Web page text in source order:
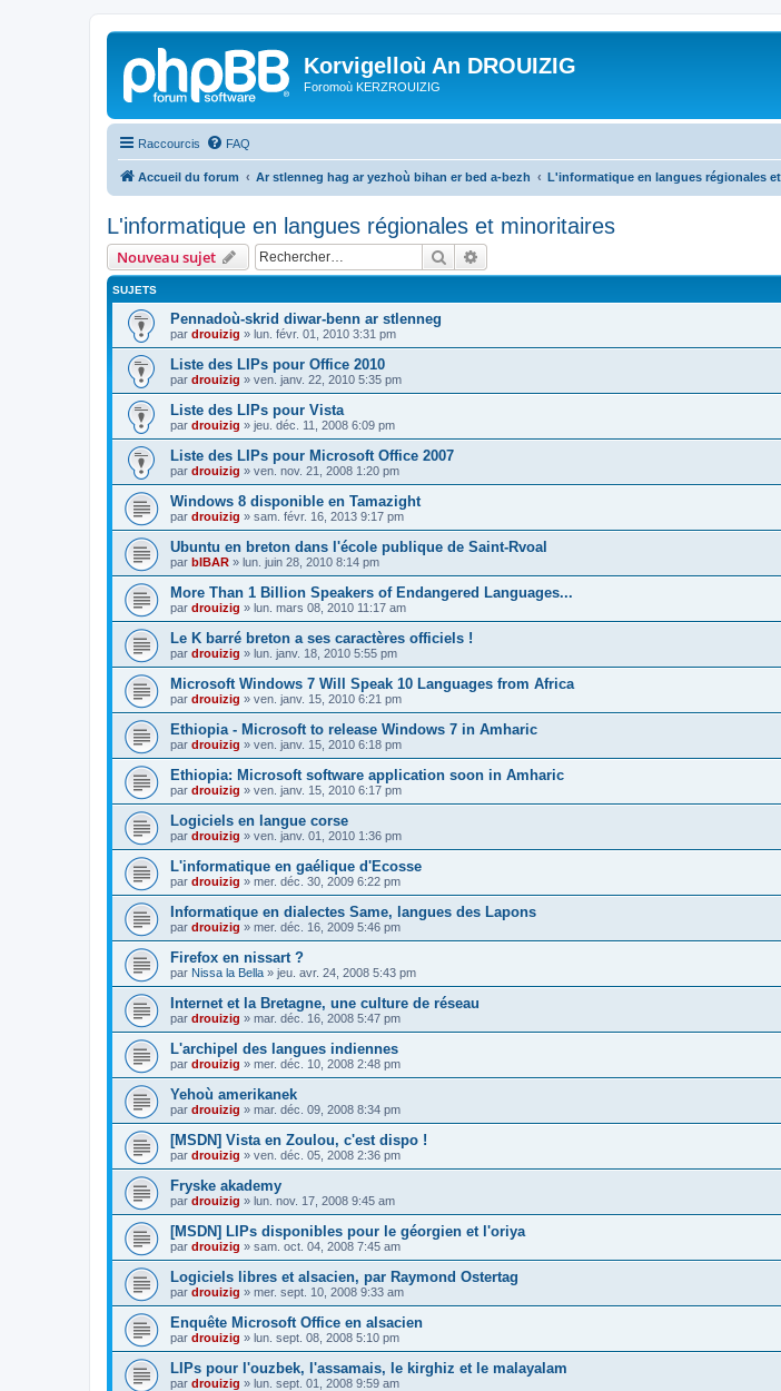
Korvigelloù An DROUIZIG
Foromoù KERZROUIZIG
Raccourcis FAQ
Accueil du forum Ar stlenneg hag ar yezhoù bihan er bed a-bezh L'informatique en langues régionales
L'informatique en langues régionales et minoritaires
Nouveau sujet Rechercher
SUJETS
Pennadoù-skrid diwar-benn ar stlenneg
par drouizig » lun. févr. 01, 2010 3:31 pm
Liste des LIPs pour Office 2010
par drouizig » ven. janv. 22, 2010 5:35 pm
Liste des LIPs pour Vista
par drouizig » jeu. déc. 11, 2008 6:09 pm
Liste des LIPs pour Microsoft Office 2007
par drouizig » ven. nov. 21, 2008 1:20 pm
Windows 8 disponible en Tamazight
par drouizig » sam. févr. 16, 2013 9:17 pm
Ubuntu en breton dans l'école publique de Saint-Rvoal
par bIBAR » lun. juin 28, 2010 8:14 pm
More Than 1 Billion Speakers of Endangered Languages...
par drouizig » lun. mars 08, 2010 11:17 am
Le K barré breton a ses caractères officiels !
par drouizig » lun. janv. 18, 2010 5:55 pm
Microsoft Windows 7 Will Speak 10 Languages from Africa
par drouizig » ven. janv. 15, 2010 6:21 pm
Ethiopia - Microsoft to release Windows 7 in Amharic
par drouizig » ven. janv. 15, 2010 6:18 pm
Ethiopia: Microsoft software application soon in Amharic
par drouizig » ven. janv. 15, 2010 6:17 pm
Logiciels en langue corse
par drouizig » ven. janv. 01, 2010 1:36 pm
L'informatique en gaélique d'Ecosse
par drouizig » mer. déc. 30, 2009 6:22 pm
Informatique en dialectes Same, langues des Lapons
par drouizig » mer. déc. 16, 2009 5:46 pm
Firefox en nissart ?
par Nissa la Bella » jeu. avr. 24, 2008 5:43 pm
Internet et la Bretagne, une culture de réseau
par drouizig » mar. déc. 16, 2008 5:47 pm
L'archipel des langues indiennes
par drouizig » mer. déc. 10, 2008 2:48 pm
Yehoù amerikanek
par drouizig » mar. déc. 09, 2008 8:34 pm
[MSDN] Vista en Zoulou, c'est dispo !
par drouizig » ven. déc. 05, 2008 2:36 pm
Fryske akademy
par drouizig » lun. nov. 17, 2008 9:45 am
[MSDN] LIPs disponibles pour le géorgien et l'oriya
par drouizig » sam. oct. 04, 2008 7:45 am
Logiciels libres et alsacien, par Raymond Ostertag
par drouizig » mer. sept. 10, 2008 9:33 am
Enquête Microsoft Office en alsacien
par drouizig » lun. sept. 08, 2008 5:10 pm
LIPs pour l'ouzbek, l'assamais, le kirghiz et le malayalam
par drouizig » lun. sept. 01, 2008 9:59 am